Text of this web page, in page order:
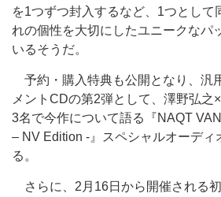
を1つずつ封入するなど、1つとして
れの個性を大切にしたユニークなパ
いるそうだ。
予約・購入特典も公開となり、汎
メントCDの第2弾として、澤野弘之
3名で今作について語る『NAQT
– NV Edition -』スペシャルオーディ
る。
さらに、2月16日から開催される